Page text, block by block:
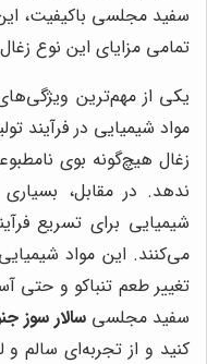
سفید مجلسی باکیفیت،
تمامی مزایای این نوع
یکی از مهم‌ترین
مواد شیمیایی در فرآیند
زغال هیچ‌گونه بوی
ندهد. در مقابل، بسیاری
شیمیایی برای تسریع
می‌کنند. این مواد
تغییر طعم تنباکو و حتی
سفید مجلسیسالار سوز
کنید و از تجربه‌ای سالم